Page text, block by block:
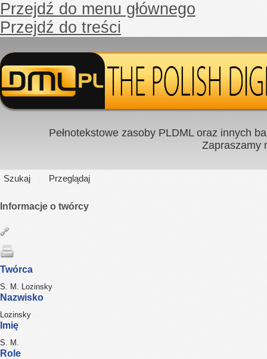
Przejdź do menu głównego
Przejdź do treści
Pełnotekstowe zasoby PLDML oraz innych
Zapraszamy
Szukaj Przeglądaj
Informacje o twórcy
Twórca
S. M. Lozinsky
Nazwisko
Lozinsky
Imię
S. M.
Role